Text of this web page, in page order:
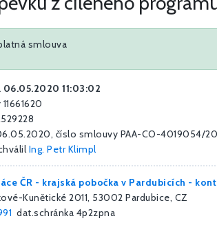
smlouva
06.05.2020 11:03:02
číslo smlouvy PAA-CO-4019054/
Ing. Petr Klimpl
ČR - krajská pobočka v Pardubicích -
Kunětické 2011, 53002 Pardubice, CZ
dat.schránka 4p2zpna